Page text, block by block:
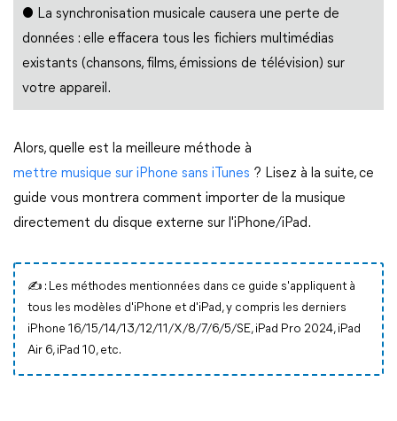
● La synchronisation musicale causera une perte de
données : elle effacera tous les fichiers multimédias
existants (chansons, films, émissions de télévision) sur
votre appareil.
Alors, quelle est la meilleure méthode à
mettre musique sur iPhone sans iTunes ? Lisez à la suite, ce
guide vous montrera comment importer de la musique
directement du disque externe sur l'iPhone/iPad.
✍️ : Les méthodes mentionnées dans ce guide s'appliquent à
tous les modèles d'iPhone et d'iPad, y compris les derniers
iPhone 16/15/14/13/12/11/X/8/7/6/5/SE, iPad Pro 2024, iPad
Air 6, iPad 10, etc.